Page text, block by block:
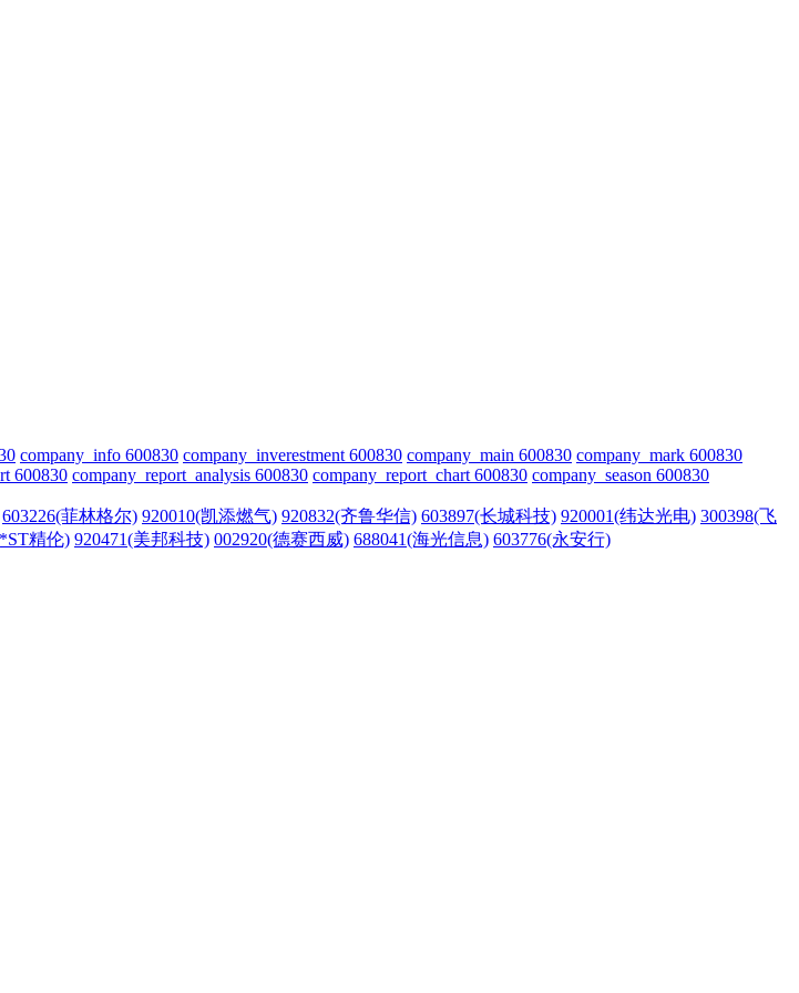
company_info 600830 company_inverestment 600830 company_main 600830 company_mark 600830
600830 company_report_analysis 600830 company_report_chart 600830 company_season 600830
603226(菲林格尔) 920010(凯添燃气) 920832(齐鲁华信) 603897(长城科技) 920001(纬达光电) 300398(飞
精伦) 920471(美邦科技) 002920(德赛西威) 688041(海光信息) 603776(永安行)